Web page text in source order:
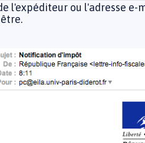
l'expéditeur ou l'adresse